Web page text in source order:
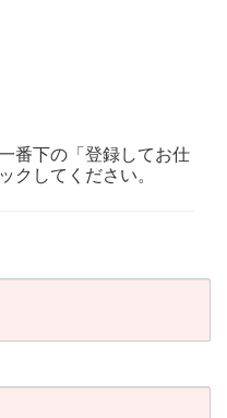
番下の「登録してお仕
クしてください。